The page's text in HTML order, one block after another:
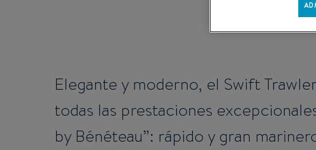
Elegante y moderno, el Swift
todas las prestaciones
by Bénéteau”: rápido y gran